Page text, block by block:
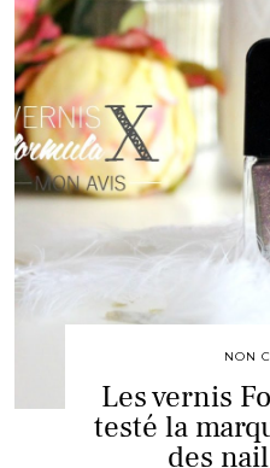
NON
Les vernis
testé la
des